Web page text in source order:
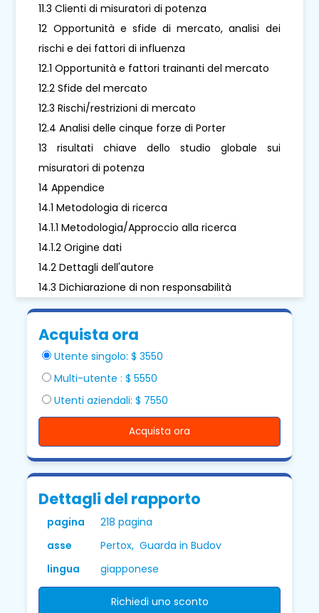
11.3 Clienti di misuratori di potenza
12 Opportunità e sfide di mercato, analisi dei
rischi e dei fattori di influenza
12.1 Opportunità e fattori trainanti del mercato
12.2 Sfide del mercato
12.3 Rischi/restrizioni di mercato
12.4 Analisi delle cinque forze di Porter
13 risultati chiave dello studio globale sui
misuratori di potenza
14 Appendice
14.1 Metodologia di ricerca
14.1.1 Metodologia/Approccio alla ricerca
14.1.2 Origine dati
14.2 Dettagli dell'autore
14.3 Dichiarazione di non responsabilità
Acquista ora
Utente singolo: $ 3550
Multi-utente : $ 5550
Utenti aziendali: $ 7550
Acquista ora
Dettagli del rapporto
pagina
218 pagina
asse
Pertox, Guarda in Budov
lingua
giapponese
Richiedi uno sconto